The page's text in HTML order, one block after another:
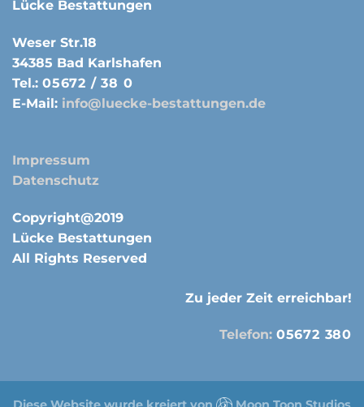
Lücke Bestattungen
Weser Str.18
34385 Bad Karlshafen
Tel.: 05672 / 38 0
E-Mail: info@luecke-bestattungen.de
Impressum
Datenschutz
Copyright@2019
Lücke Bestattungen
All Rights Reserved
Zu jeder Zeit erreichbar!
Telefon: 05672 380